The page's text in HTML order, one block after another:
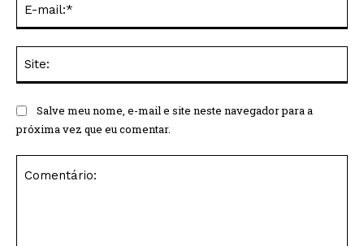
Salve meu nome, e-mail e site neste navegador para a
próxima vez que eu comentar.